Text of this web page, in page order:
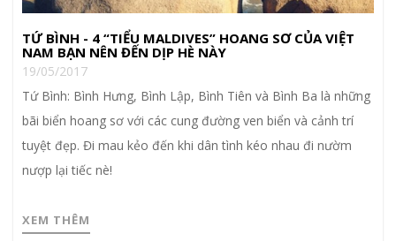
TỨ BÌNH - 4 “TIỂU MALDIVES” HOANG SƠ CỦA VIỆT
NAM BẠN NÊN ĐẾN DỊP HÈ NÀY
19/05/2017
Tứ Bình: Bình Hưng, Bình Lập, Bình Tiên và Bình Ba là những
bãi biển hoang sơ với các cung đường ven biển và cảnh trí
tuyệt đẹp. Đi mau kẻo đến khi dân tình kéo nhau đi nườm
nượp lại tiếc nè!
XEM THÊM